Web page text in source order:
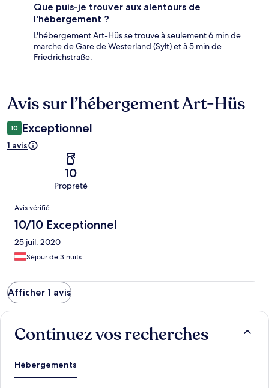
Que puis-je trouver aux alentours de
l'hébergement ?
L'hébergement Art-Hüs se trouve à seulement 6 min de
marche de Gare de Westerland (Sylt) et à 5 min de
Friedrichstraße.
Avis
Avis sur l’hébergement Art-Hüs
10 Exceptionnel
1 avis
10
Propreté
Avis
Avis vérifié
10/10 Exceptionnel
25 juil. 2020
Séjour de 3 nuits
Afficher 1 avis
Continuez vos recherches
Hébergements